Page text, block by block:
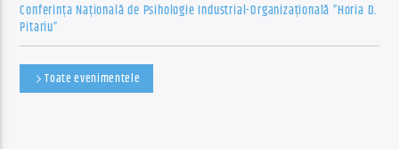
Conferința Națională de Psihologie Industrial-Organizațională ”Horia D.
Pitariu”
Toate evenimentele